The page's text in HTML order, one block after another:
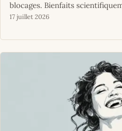
blocages. Bienfaits
17 juillet 2026